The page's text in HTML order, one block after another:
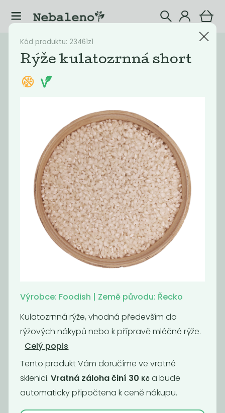
Katalog Potraviny
Filtrovat produkty
Nejlevnější Nejdražší
Rýže basmati
Rýže natural
neloupaná
Kód produktu: 23461z1
Rýže kulatozrnná short
Výrobce: Foodish | Země původu: Řecko
Kulatozrnná rýže, vhodná především do
rýžových nákypů nebo k přípravě mléčné rýže.
Celý popis
Tento produkt Vám doručíme ve vratné
sklenici. Vratná záloha činí 30 Kč a bude
automaticky připočtena k ceně nákupu.